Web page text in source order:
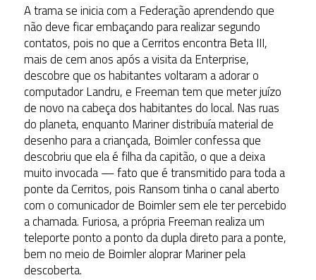
A trama se inicia com a Federação aprendendo que
não deve ficar embaçando para realizar segundo
contatos, pois no que a Cerritos encontra Beta III,
mais de cem anos após a visita da Enterprise,
descobre que os habitantes voltaram a adorar o
computador Landru, e Freeman tem que meter juízo
de novo na cabeça dos habitantes do local. Nas ruas
do planeta, enquanto Mariner distribuía material de
desenho para a criançada, Boimler confessa que
descobriu que ela é filha da capitão, o que a deixa
muito invocada — fato que é transmitido para toda a
ponte da Cerritos, pois Ransom tinha o canal aberto
com o comunicador de Boimler sem ele ter percebido
a chamada. Furiosa, a própria Freeman realiza um
teleporte ponto a ponto da dupla direto para a ponte,
bem no meio de Boimler aloprar Mariner pela
descoberta.